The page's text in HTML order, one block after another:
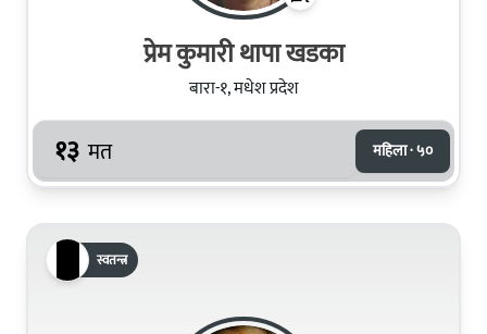
प्रेम कुमारी थापा खडका
बारा-१, मधेश प्रदेश
१३ मत महिला · ५०
स्वतन्त्र